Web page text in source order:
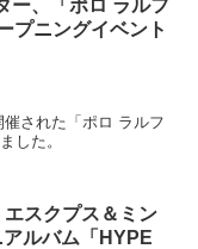
ー、「ポロ ラルフ
プニングイベント
された「ポロ ラルフ
した。
スクプス＆ミン
ルバム「HYPE